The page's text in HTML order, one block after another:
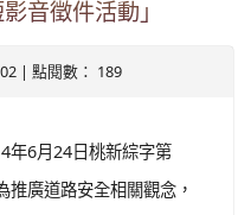
音徵件活動」
| 點閱數： 189
年6月24日桃新綜字第
廣道路安全相關觀念，